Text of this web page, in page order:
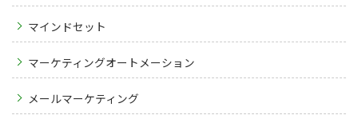
マインドセット
マーケティングオートメーション
メールマーケティング